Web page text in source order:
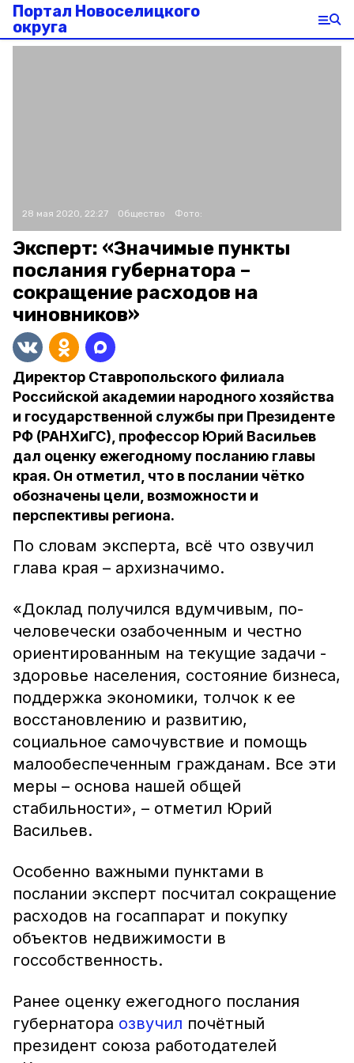
Портал Новоселицкого
округа
28 мая 2020, 22:27 Общество Фото:
Эксперт: «Значимые пункты
послания губернатора –
сокращение расходов на
чиновников»
Директор Ставропольского филиала
Российской академии народного хозяйства
и государственной службы при Президенте
РФ (РАНХиГС), профессор Юрий Васильев
дал оценку ежегодному посланию главы
края. Он отметил, что в послании чётко
обозначены цели, возможности и
перспективы региона.
По словам эксперта, всё что озвучил
глава края – архизначимо.
«Доклад получился вдумчивым, по-
человечески озабоченным и честно
ориентированным на текущие задачи -
здоровье населения, состояние бизнеса,
поддержка экономики, толчок к ее
восстановлению и развитию,
социальное самочувствие и помощь
малообеспеченным гражданам. Все эти
меры – основа нашей общей
стабильности», – отметил Юрий
Васильев.
Особенно важными пунктами в
послании эксперт посчитал сокращение
расходов на госаппарат и покупку
объектов недвижимости в
госсобственность.
Ранее оценку ежегодного послания
губернатора озвучил почётный
президент союза работодателей